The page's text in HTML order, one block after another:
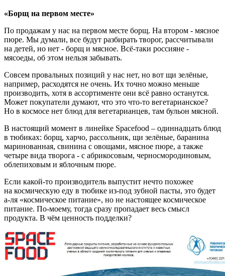
«Борщ на первом месте»
По продажам у нас на первом месте борщ. На втором - мясное
пюре. Мы думали, все будут разбирать творог, рассчитывали
на детей, но нет - борщ и мясное. Всё-таки россияне -
мясоеды, об этом нельзя забывать.
Совсем провальных позиций у нас нет, но вот щи зелёные,
например, расходятся не очень. Их точно можно меньше
производить, хотя в ассортименте они всё равно останутся.
Может покупатели думают, что это что-то вегетарианское?
Но в космосе нет блюд для вегетарианцев, там бульон мясной.
В настоящий момент в линейке Spacefood – одиннадцать блюд
в тюбиках: борщ, харчо, рассольник, щи зелёные, баранина
маринованная, свинина с овощами, мясное пюре, а также
четыре вида творога - с абрикосовым, черносмородиновым,
облепиховым и яблочным пюре.
Если какой-то производитель выпустит нечто похожее
на космическую еду в тюбике из-под зубной пасты, это будет
а-ля «космическое питание», но не настоящее космическое
питание. По-моему, тогда сразу пропадает весь смысл
продукта. В чём ценность подделки?